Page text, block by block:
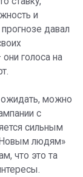
и
давал
голоса на
можно
с
сильным
людям»
что это та